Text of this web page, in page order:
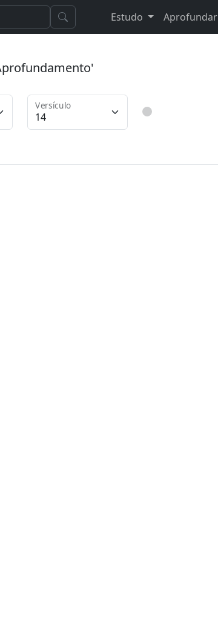
Estudo Aprofundar
Versículo